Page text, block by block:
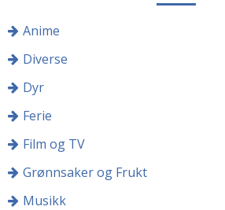
Anime
Diverse
Dyr
Ferie
Film og TV
Grønnsaker og Frukt
Musikk